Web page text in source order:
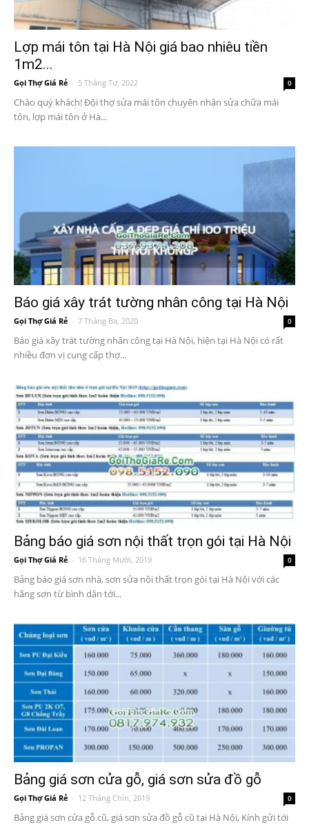
Lợp mái tôn tại Hà Nội giá bao nhiêu tiền
1m2...
Gọi Thợ Giá Rẻ - 5 Tháng Tư, 2022 0
Chào quý khách! Đội thợ sửa mái tôn chuyên nhận sửa chữa mái
tôn, lợp mái tôn ở Hà...
Báo giá xây trát tường nhân công tại Hà Nội
Gọi Thợ Giá Rẻ - 7 Tháng Ba, 2020 0
Báo giá xây trát tường nhân công tại Hà Nội, hiện tại Hà Nội có rất
nhiều đơn vị cung cấp thợ...
Bảng báo giá sơn nội thất trọn gói tại Hà Nội
Gọi Thợ Giá Rẻ - 16 Tháng Mười, 2019 0
Bảng báo giá sơn nhà, sơn sửa nội thất trọn gói tại Hà Nội với các
hãng sơn từ bình dân tới...
Bảng giá sơn cửa gỗ, giá sơn sửa đồ gỗ
Gọi Thợ Giá Rẻ - 12 Tháng Chín, 2019 0
Bảng giá sơn cửa gỗ cũ, giá sơn sửa đồ gỗ cũ tại Hà Nội, Kính gửi tới